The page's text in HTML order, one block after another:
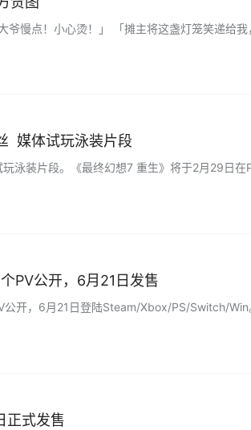
爷慢点！小心烫！」 「摊主将这盏灯笼笑递给
《最终幻想7 重生》蒂法 、 爱丽丝 媒体试玩泳装片段
泳装片段。《最终幻想7 重生》将于2月29日在
PV公开，6月21日发售
开，6月21日登陆Steam/Xbox/PS/Switch/Win
正式发售